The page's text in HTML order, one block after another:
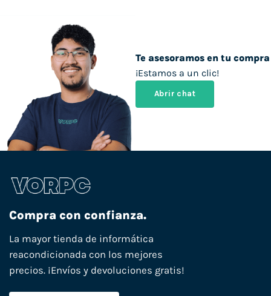
Te asesoramos en tu compra
¡Estamos a un clic!
Abrir chat
Compra con confianza.
La mayor tienda de informática
reacondicionada con los mejores
precios. ¡Envíos y devoluciones gratis!